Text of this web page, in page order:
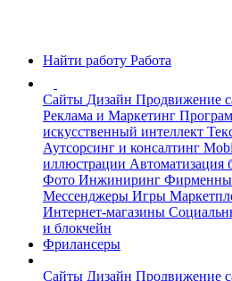
Найти работу Работа
Сайты Дизайн Продвижение
Реклама и Маркетинг
искусственный интеллект
Аутсорсинг и консалтинг
иллюстрации Автоматизация
Фото Инжиниринг
Мессенджеры Игры
Интернет-магазины
и блокчейн
Фрилансеры
Сайты Дизайн Продвижение